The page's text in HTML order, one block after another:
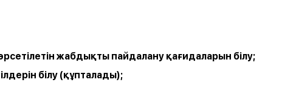
жабдықты пайдалану қағидаларын білу;
білу (құпталады);